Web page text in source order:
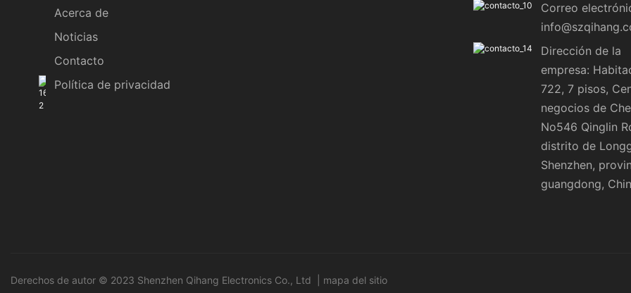
Acerca de
Noticias
Contacto
Política de privacidad
Correo
Dirección de la
empresa:
722, 7 pisos,
negocios de
No546 Qinglin
distrito de
Shenzhen,
guangdong,
Derechos de autor © 2023 Shenzhen Qihang Electronics Co., Ltd | mapa del sitio